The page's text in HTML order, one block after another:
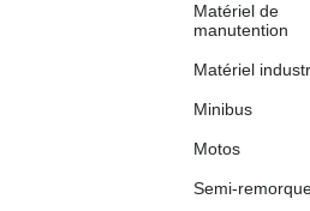
Matériel de
manutention
Matériel
Minibus
Motos
Semi-